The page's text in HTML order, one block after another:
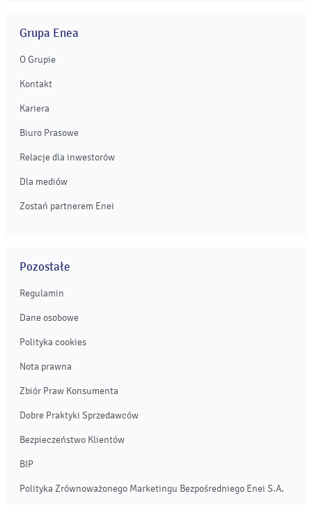
Grupa Enea
O Grupie
Kontakt
Kariera
Biuro Prasowe
Relacje dla inwestorów
Dla mediów
Zostań partnerem Enei
Pozostałe
Regulamin
Dane osobowe
Polityka cookies
Nota prawna
Zbiór Praw Konsumenta
Dobre Praktyki Sprzedawców
Bezpieczeństwo Klientów
BIP
Polityka Zrównoważonego Marketingu Bezpośredniego Enei S.A.